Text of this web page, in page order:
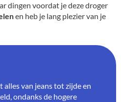
dingen voordat je deze droger
en heb je lang plezier van je
alles van jeans tot zijde en
ondanks de hogere